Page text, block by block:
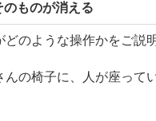
のものが消える
のような操作かをご説明
の椅子に、人が座って